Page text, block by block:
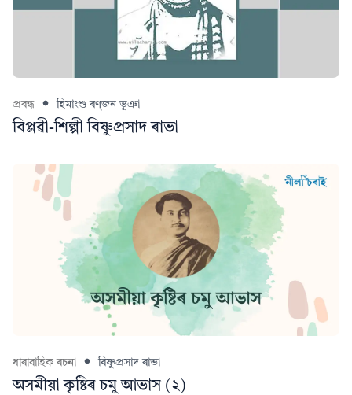
প্ৰবন্ধ হিমাংশু ৰণ্‌জন ভূঞা
বিপ্লৱী-শিল্পী বিষ্ণুপ্ৰসাদ ৰাভা
ধাৰাবাহিক ৰচনা বিষ্ণুপ্ৰসাদ ৰাভা
অসমীয়া কৃষ্টিৰ চমু আভাস (২)